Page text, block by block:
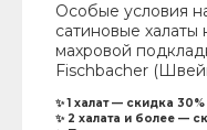
Особые условия
сатиновые халаты
махровой
Fischbacher
✨ 1 халат — скидка 30%
✨ 2 халата и более —